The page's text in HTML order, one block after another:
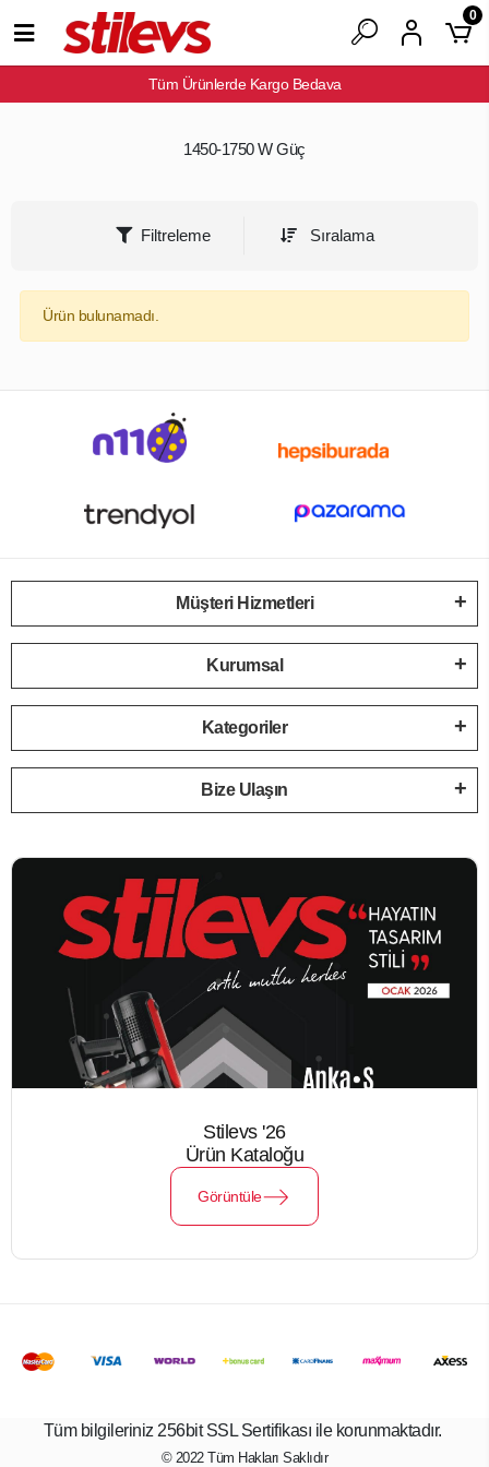
Tüm Ürünlerde Kargo Bedava
0
1450-1750 W Güç
Filtreleme Sıralama
Ürün bulunamadı.
Müşteri Hizmetleri
Kurumsal
Kategoriler
Bize Ulaşın
Stilevs '26
Ürün Kataloğu
Görüntüle
Tüm bilgileriniz 256bit SSL Sertifikası ile korunmaktadır.
© 2022Tüm Hakları Saklıdır